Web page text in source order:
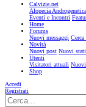
Calvizie.net
Alopecia Androgenetica
Eventi e Incontri
Home
Forums
Nuovi messaggi
Novità
Nuovi post Nuovi stati
Utenti
Visitatori attuali
Shop
Accedi
Registrati